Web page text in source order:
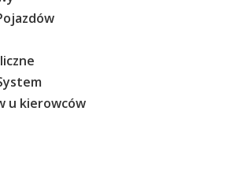
u kierowców